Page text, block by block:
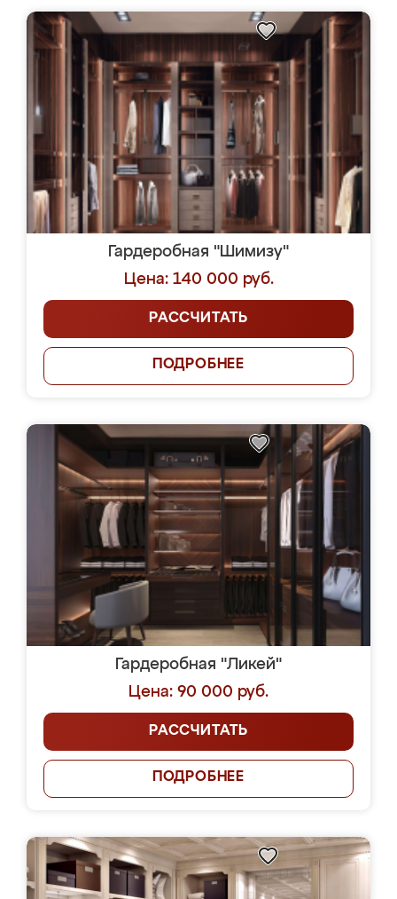
Гардеробная "Шимизу"
Цена: 140 000 руб.
РАССЧИТАТЬ
ПОДРОБНЕЕ
Гардеробная "Ликей"
Цена: 90 000 руб.
РАССЧИТАТЬ
ПОДРОБНЕЕ